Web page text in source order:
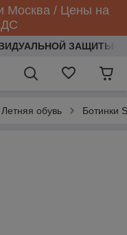
Москва / Цены на
ЗАЩИТЫ
Летняя обувь Ботинки